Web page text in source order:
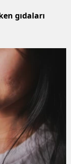
gıdaları